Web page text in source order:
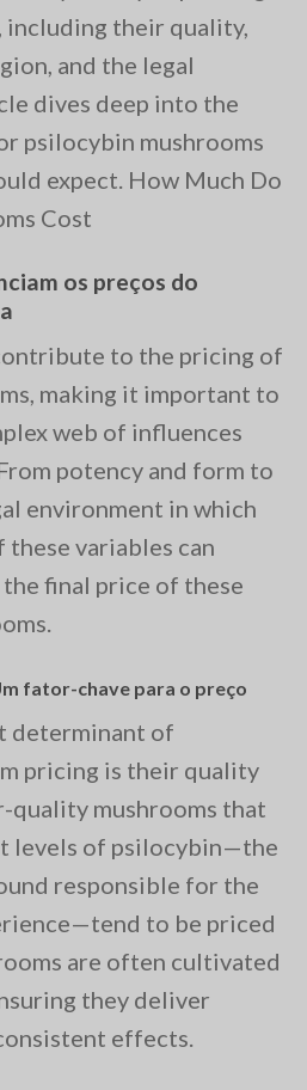
including their quality,
and the legal
dives deep into the
psilocybin mushrooms
expect. How Much Do
Cost
os preços do
to the pricing of
making it important to
web of influences
potency and form to
environment in which
these variables can
final price of these
fator-chave para o preço
determinant of
pricing is their quality
quality mushrooms that
levels of psilocybin—the
responsible for the
to be priced
are often cultivated
they deliver
effects.